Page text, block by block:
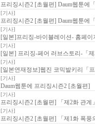
프리징시즌2 [초월편] Daum웹툰
[기사]
프리징시즌2 [초월편] Daum웹툰에
[기사]
[일본]프리징-바이블레이션- 홈페이
[기사]
[일본] 프리징-페어 러브스토리-「
[기사]
[일본연재정보]웹진 코믹발키리「
[기사]
Daum웹툰에 프리징시즌2 [초월편]
[기사]
프리징시즌2 [초월편] 「제2화 관계
[기사]
프리징시즌2 [초월편] 「제1화 폭풍